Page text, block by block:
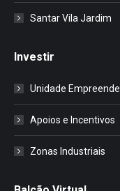
Santar Vila Jardim
Investir
Unidade Empreende
Apoios e Incentivos
Zonas Industriais